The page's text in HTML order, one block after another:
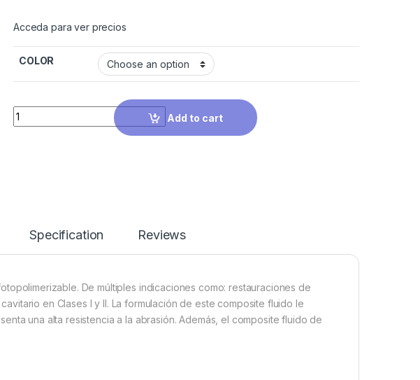
Acceda para ver precios
COLOR
Quantity
Add to cart
Specification Reviews
De múltiples indicaciones como: restauraciones de
en Clases I y II. La formulación de este composite fluido le
una alta resistencia a la abrasión. Además, el composite fluido de